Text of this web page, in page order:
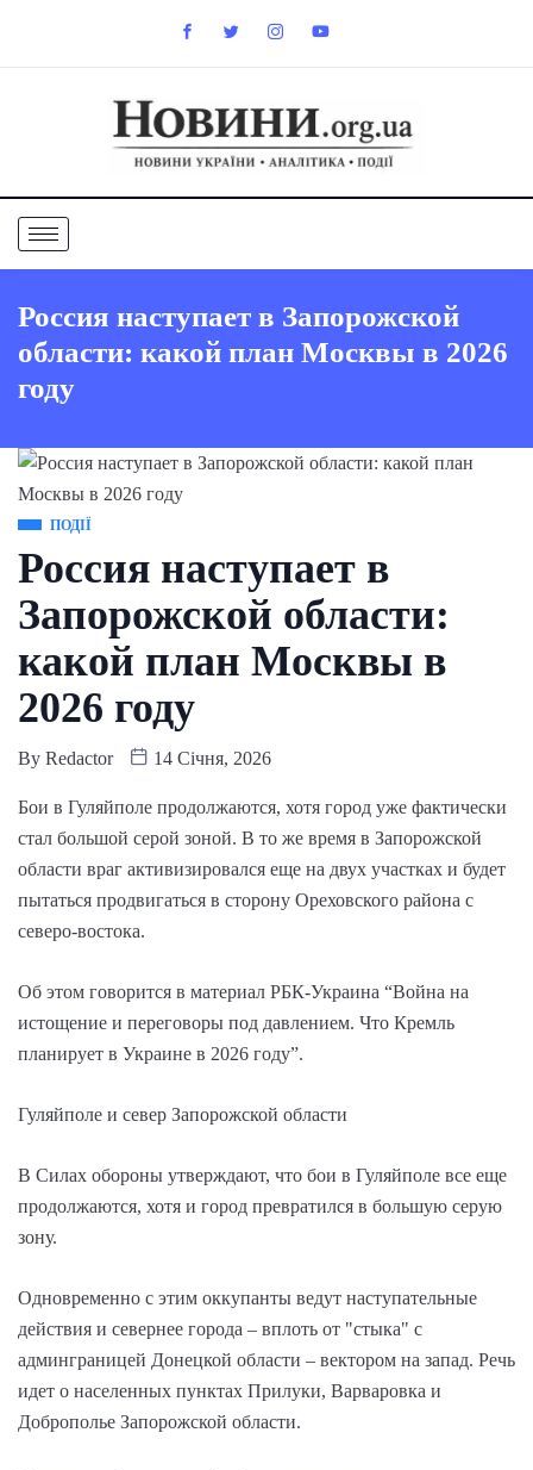
Россия наступает в Запорожской
области: какой план Москвы в 2026
году
ПОДІЇ
Россия наступает в
Запорожской области:
какой план Москвы в
2026 году
By Redactor 14 Січня, 2026
Бои в Гуляйполе продолжаются, хотя город уже фактически
стал большой серой зоной. В то же время в Запорожской
области враг активизировался еще на двух участках и будет
пытаться продвигаться в сторону Ореховского района с
северо-востока.
Об этом говорится в материал РБК-Украина “Война на
истощение и переговоры под давлением. Что Кремль
планирует в Украине в 2026 году”.
Гуляйполе и север Запорожской области
В Силах обороны утверждают, что бои в Гуляйполе все еще
продолжаются, хотя и город превратился в большую серую
зону.
Одновременно с этим оккупанты ведут наступательные
действия и севернее города – вплоть от "стыка" с
админграницей Донецкой области – вектором на запад. Речь
идет о населенных пунктах Прилуки, Варваровка и
Доброполье Запорожской области.